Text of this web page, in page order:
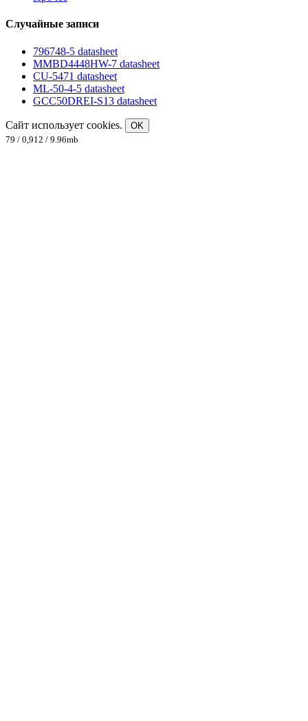
Случайные записи
796748-5 datasheet
MMBD4448HW-7 datasheet
CU-5471 datasheet
ML-50-4-5 datasheet
GCC50DREI-S13 datasheet
Сайт использует cookies.
OK
79 / 0,912 / 9.96mb